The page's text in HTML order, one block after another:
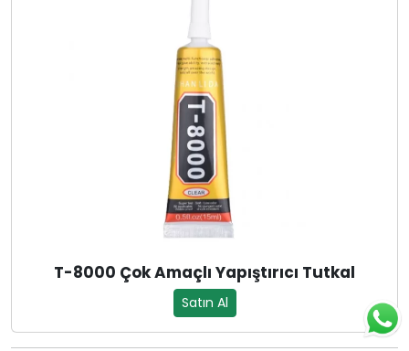
T-8000 Çok Amaçlı Yapıştırıcı Tutkal
Satın Al